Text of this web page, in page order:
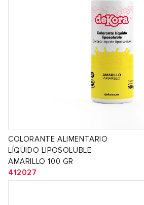
COLORANTE ALIMENTARIO
LÍQUIDO LIPOSOLUBLE
AMARILLO 100 GR
412027